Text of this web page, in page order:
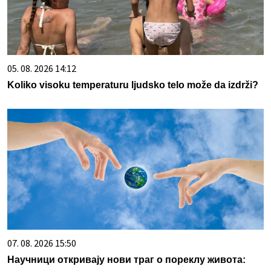
05. 08. 2026 14:12
Koliko visoku temperaturu ljudsko telo može da izdrži?
07. 08. 2026 15:50
Научници откривају нови траг о пореклу живота: